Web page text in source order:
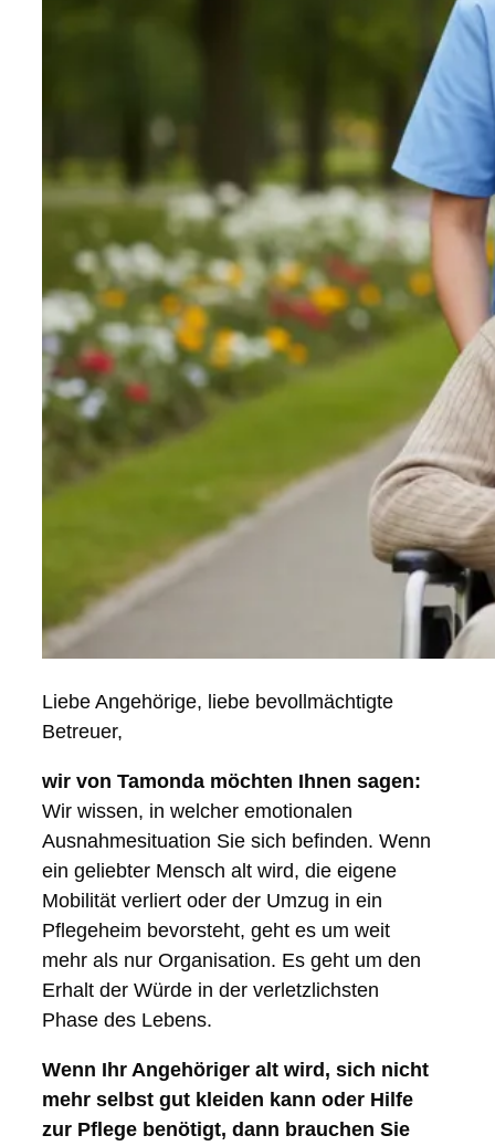
Liebe Angehörige, liebe bevollmächtigte
Betreuer,
wir von Tamonda möchten Ihnen sagen:
Wir wissen, in welcher emotionalen
Ausnahmesituation Sie sich befinden. Wenn
ein geliebter Mensch alt wird, die eigene
Mobilität verliert oder der Umzug in ein
Pflegeheim bevorsteht, geht es um weit
mehr als nur Organisation. Es geht um den
Erhalt der Würde in der verletzlichsten
Phase des Lebens.
Wenn Ihr Angehöriger alt wird, sich nicht
mehr selbst gut kleiden kann oder Hilfe
zur Pflege benötigt, dann brauchen Sie